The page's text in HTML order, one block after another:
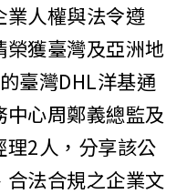
人權與法令遵
獲臺灣及亞洲地
臺灣DHL洋基通
心周鄭義總監及
理2人，分享該公
法合規之企業文